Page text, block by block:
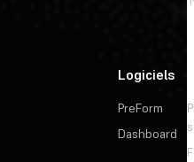
Logiciels
PreForm
Dashboard